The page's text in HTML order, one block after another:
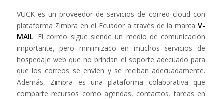
VUCK es un proveedor de servicios de correo cloud con
plataforma Zimbra en el Ecuador a través de la marcaV-
MAIL. El correo sigue siendo un medio de comunicación
importante, pero minimizado en muchos servicios de
hospedaje web que no brindan el soporte adecuado para
que los correos se envíen y se reciban adecuadamente.
Además, Zimbra es una plataforma colaborativa que
comparte recursos como agendas, contactos, tareas en